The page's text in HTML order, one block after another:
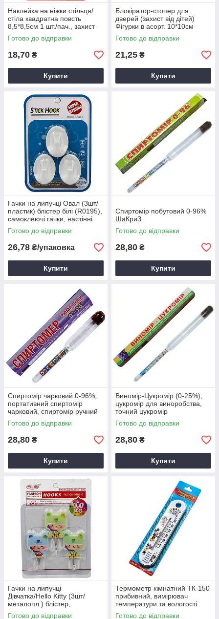
Наклейка на ніжки стільця/
стіла квадратна повсть
8,5*8,5см 1 шт./пач., захист
для паркету, безшумне
переміщення меблів
Готово до відправки
18,70 ₴
Купити
Блокіратор-стопер для
дверей (захист від дітей)
Фігурки в асорт. 10*10см
Готово до відправки
21,25 ₴
Купити
Гачки на липучці Овал (3шт/
пластик) блістер білі (R0195),
самоклеючі гачки, настінні
гачки,
Готово до відправки
26,78 ₴/упаковка
Купити
Спиртомір побутовий 0-96%
ШаКриЗ
Готово до відправки
28,80 ₴
Купити
Спиртомір чарковий 0-96%,
портативний спиртомір
чарковий, спиртомір ручний
Готово до відправки
28,80 ₴
Купити
Виномір-Цукромір (0-25%),
цукромір для виноробства,
точний цукромір
Готово до відправки
28,80 ₴
Купити
Гачки на липучці
Дівчатка/Hello Kitty (3шт/
металопл.) блістер,
Самоклейні гачки
Готово до відправки
Термометр кімнатний ТК-150
прибивний, вимірювач
температури та вологості
Готово до відправки